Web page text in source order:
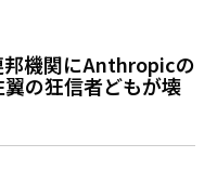
邦機関にAnthropicの
の狂信者どもが壊